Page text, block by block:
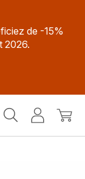
de -15%
2026.
MonMon